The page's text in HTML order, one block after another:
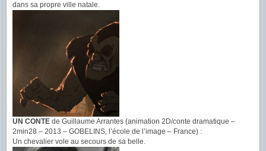
dans sa propre ville natale.
UN CONTE de Guillaume Arrantes (animation 2D/conte dramatique –
2min28 – 2013 – GOBELINS, l’école de l’image – France) :
Un chevalier vole au secours de sa belle.